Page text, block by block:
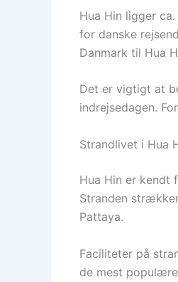
Hua Hin ligger
for danske
Danmark til Hua
Det er vigtigt at
indrejsedagen.
Strandlivet i Hua
Hua Hin er kendt
Stranden
Pattaya.
Faciliteter på
de mest